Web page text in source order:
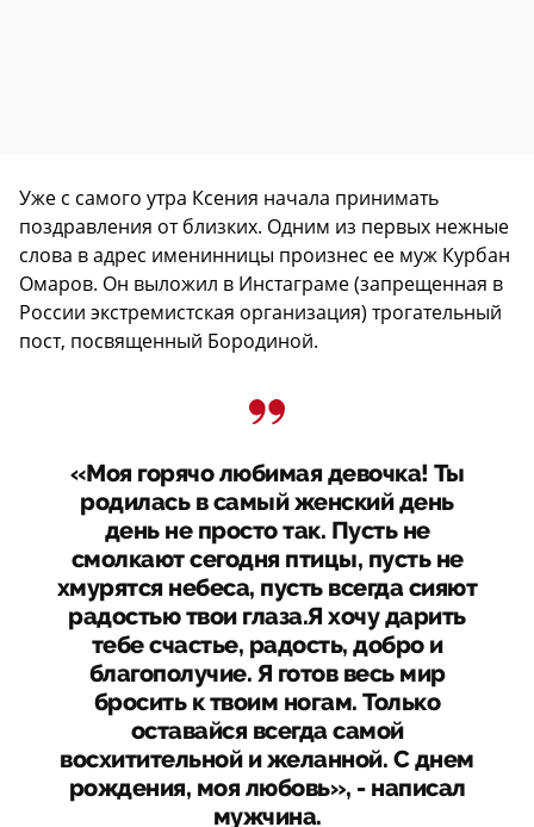
Уже с самого утра Ксения начала принимать
поздравления от близких. Одним из первых нежные
слова в адрес именинницы произнес ее муж Курбан
Омаров. Он выложил в Инстаграме (запрещенная в
России экстремистская организация) трогательный
пост, посвященный Бородиной.
«Моя горячо любимая девочка! Ты
родилась в самый женский день
день не просто так. Пусть не
смолкают сегодня птицы, пусть не
хмурятся небеса, пусть всегда сияют
радостью твои глаза.Я хочу дарить
тебе счастье, радость, добро и
благополучие. Я готов весь мир
бросить к твоим ногам. Только
оставайся всегда самой
восхитительной и желанной. С днем
рождения, моя любовь», - написал
мужчина.